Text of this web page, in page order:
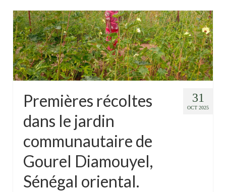
31
OCT 2025
Premières récoltes
dans le jardin
communautaire de
Gourel Diamouyel,
Sénégal oriental.